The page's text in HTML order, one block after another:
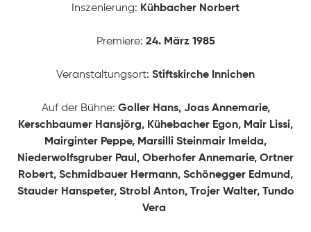
PRODUKTIONEN
ÜBER UNS
Inszenierung: Kühbacher Norbert
Premiere: 24. März 1985
Veranstaltungsort: Stiftskirche Innichen
Auf der Bühne: Goller Hans, Joas Annemarie,
Kerschbaumer Hansjörg, Kühebacher Egon, Mair Lissi,
Mairginter Peppe, Marsilli Steinmair Imelda,
Niederwolfsgruber Paul, Oberhofer Annemarie, Ortner
Robert, Schmidbauer Hermann, Schönegger Edmund,
Stauder Hanspeter, Strobl Anton, Trojer Walter, Tundo
Vera